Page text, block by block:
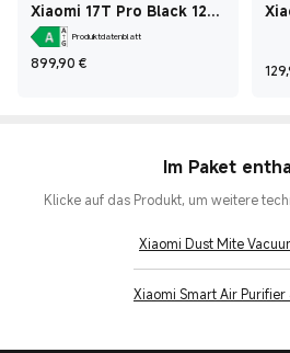
Xiaomi 17T Pro Black 12
GB + 512 GB
Produktdatenblatt
899,90 € Current Price €899,90
Im Paket
Klicke auf das Produkt, um weitere
Xiaomi Dust Mite
Xiaomi Smart Air Purifier